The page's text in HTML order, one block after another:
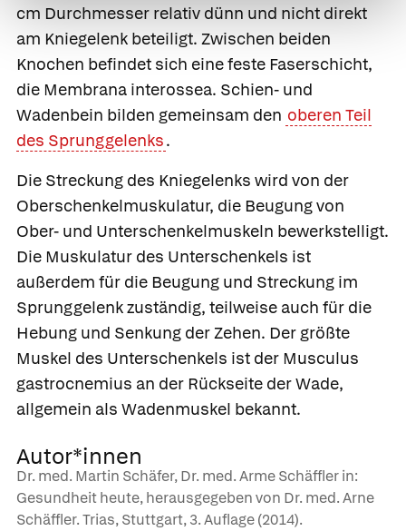
cm Durchmesser relativ dünn und nicht direkt
am Kniegelenk beteiligt. Zwischen beiden
Knochen befindet sich eine feste Faserschicht,
die Membrana interossea. Schien- und
Wadenbein bilden gemeinsam den oberen Teil
des Sprunggelenks.
Die Streckung des Kniegelenks wird von der
Oberschenkelmuskulatur, die Beugung von
Ober- und Unterschenkelmuskeln bewerkstelligt.
Die Muskulatur des Unterschenkels ist
außerdem für die Beugung und Streckung im
Sprunggelenk zuständig, teilweise auch für die
Hebung und Senkung der Zehen. Der größte
Muskel des Unterschenkels ist der Musculus
gastrocnemius an der Rückseite der Wade,
allgemein als Wadenmuskel bekannt.
Autor*innen
Dr. med. Martin Schäfer, Dr. med. Arme Schäffler in:
Gesundheit heute, herausgegeben von Dr. med. Arne
Schäffler. Trias, Stuttgart, 3. Auflage (2014).